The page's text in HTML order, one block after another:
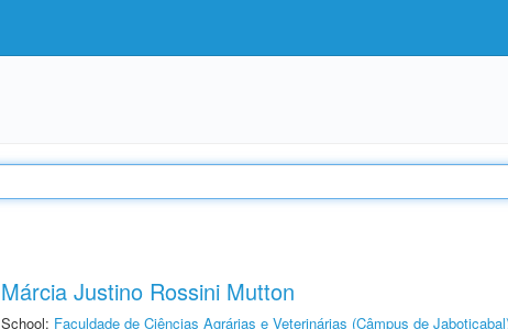
Márcia Justino Rossini Mutton
School: Faculdade de Ciências Agrárias e Veterinárias (Câmpus de